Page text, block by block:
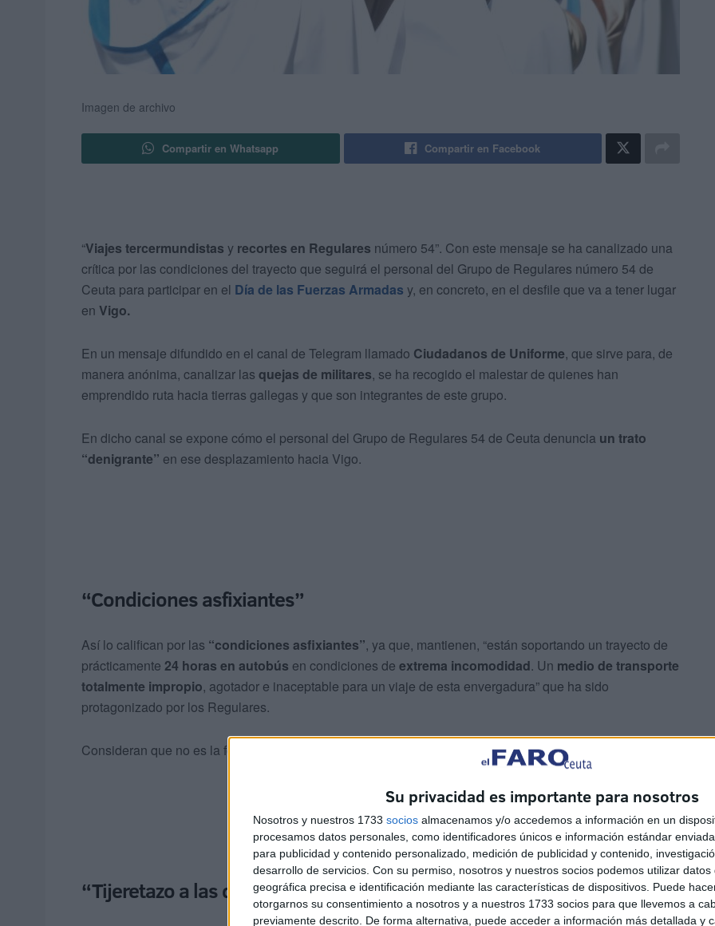
Su privacidad es importante para nosotros
Nosotros y nuestros 1733 socios almacenamos y/o accedemos a información en un
procesamos datos personales, como identificadores únicos e información estándar
para publicidad y contenido personalizado, medición de publicidad y contenido,
desarrollo de servicios. Con su permiso, nosotros y nuestros socios podemos utilizar datos
geográfica precisa e identificación mediante las características de dispositivos. Puede
otorgarnos su consentimiento a nosotros y a nuestros 1733 socios para que llevemos a
previamente descrito. De forma alternativa, puede acceder a información más detallada y
Imagen de archivo
Compartir en Whatsapp Compartir en Facebook
“Viajes tercermundistas y recortes en Regulares número 54”. Con este mensaje se ha canalizado una
crítica por las condiciones del trayecto que seguirá el personal del Grupo de Regulares número 54 de
Ceuta para participar en el Día de las Fuerzas Armadas y, en concreto, en el desfile que va a tener lugar
en Vigo.
En un mensaje difundido en el canal de Telegram llamado Ciudadanos de Uniforme, que sirve para, de
manera anónima, canalizar las quejas de militares, se ha recogido el malestar de quienes han
emprendido ruta hacia tierras gallegas y que son integrantes de este grupo.
En dicho canal se expone cómo el personal del Grupo de Regulares 54 de Ceuta denuncia un trato
“denigrante” en ese desplazamiento hacia Vigo.
“Condiciones asfixiantes”
Así lo califican por las “condiciones asfixiantes”, ya que, mantienen, “están soportando un trayecto de
prácticamente 24 horas en autobús en condiciones de extrema incomodidad. Un medio de transporte
totalmente impropio, agotador e inaceptable para un viaje de esta envergadura” que ha sido
protagonizado por los Regulares.
Consideran que no es la forma adecuada en la que deberían trasladarse a la otra punta del país.
“Tijeretazo a las dietas”